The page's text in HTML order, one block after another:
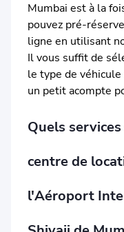
Mumbai est à la
pouvez pré-
ligne en utilisant
Il vous suffit de
le type de
un petit acompte
Quels
centre de
l'Aéroport